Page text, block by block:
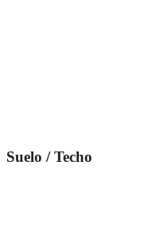
Suelo / Techo